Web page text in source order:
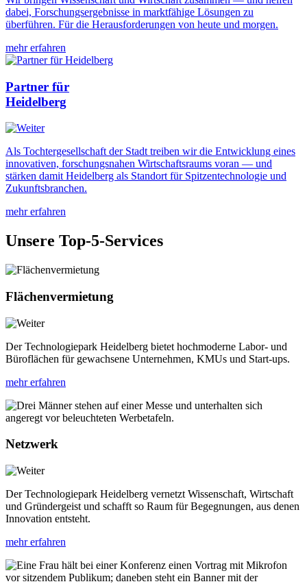
dabei, Forschungsergebnisse in marktfähige Lösungen zu
überführen. Für die Herausforderungen von heute und morgen.
mehr erfahren
Partner für
Heidelberg
Als Tochtergesellschaft der Stadt treiben wir die Entwicklung eines
innovativen, forschungsnahen Wirtschaftsraums voran — und
stärken damit Heidelberg als Standort für Spitzentechnologie und
Zukunftsbranchen.
mehr erfahren
Unsere Top-5-Services
Flächenvermietung
Der Technologiepark Heidelberg bietet hochmoderne Labor- und
Büroflächen für gewachsene Unternehmen, KMUs und Start-ups.
mehr erfahren
Netzwerk
Der Technologiepark Heidelberg vernetzt Wissenschaft, Wirtschaft
und Gründergeist und schafft so Raum für Begegnungen, aus denen
Innovation entsteht.
mehr erfahren